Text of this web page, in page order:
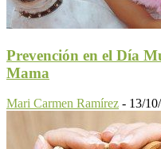
Prevención en el Día
Mama
Mari Carmen Ramírez - 13/